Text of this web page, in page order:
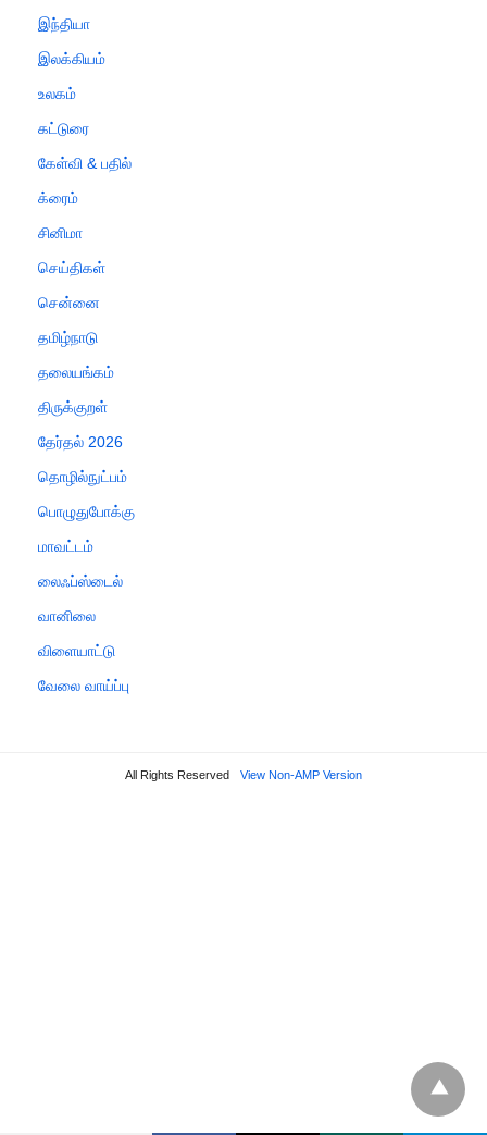
இந்தியா
இலக்கியம்
உலகம்
கட்டுரை
கேள்வி & பதில்
க்ரைம்
சினிமா
செய்திகள்
சென்னை
தமிழ்நாடு
தலையங்கம்
திருக்குறள்
தேர்தல் 2026
தொழில்நுட்பம்
பொழுதுபோக்கு
மாவட்டம்
லைஃப்ஸ்டைல்
வானிலை
விளையாட்டு
வேலை வாய்ப்பு
All Rights Reserved View Non-AMP Version